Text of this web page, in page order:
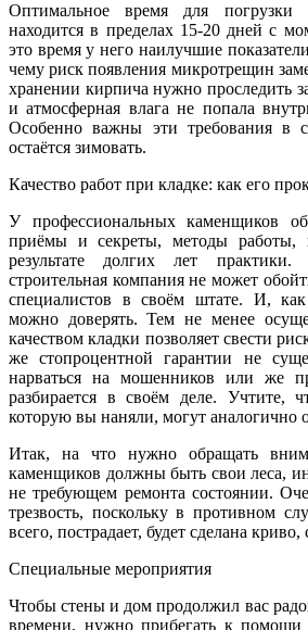
Оптимальное время для погрузки
находится в пределах 15-20 дней с
это время у него наилучшие
чему риск появления микротрещин
хранении кирпича нужно проследить
и атмосферная влага не попала
Особенно важны эти требования в
остаётся зимовать.
Качество работ при кладке: как его
У профессиональных каменщиков
приёмы и секреты, методы работы,
результате долгих лет
строительная компания не может
специалистов в своём штате. И,
можно доверять. Тем не менее
качеством кладки позволяет свести
же стопроцентной гарантии не
нарваться на мошенников или же
разбирается в своём деле. Учтите,
которую вы наняли, могут аналогично
Итак, на что нужно обращать
каменщиков должны быть свои леса,
не требующем ремонта состоянии.
трезвость, поскольку в противном
всего, пострадает, будет сделана
Специальные мероприятия
Чтобы стены и дом продолжил вас
времени, нужно прибегать к помощи